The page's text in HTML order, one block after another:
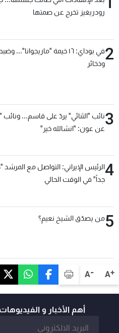
A+
A-
رودريغيز تخرج عن صمتها
2
في بوداي: ١٦ خيمة
وذخائر
3نائب "الثنائي" يردّ على قاسم... ونائب
عن عون: "انشالله خير"
4الرئيس الإيراني: التواصل مع
جداً" في الوقت الحالي
5من يصدّق الشيخ نعيم؟
أهم الأخبار و